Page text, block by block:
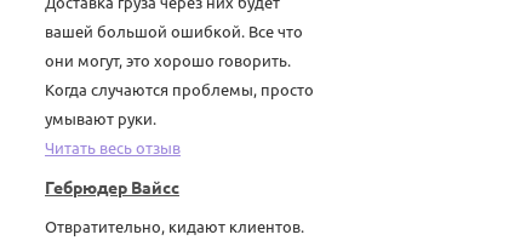
вашей большой ошибкой. Все что
они могут, это хорошо говорить.
Когда случаются проблемы, просто
умывают руки.
Читать весь отзыв
Гебрюдер Вайсс
Отвратительно, кидают клиентов.